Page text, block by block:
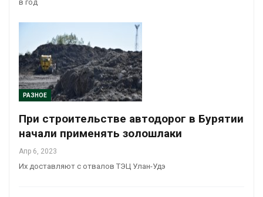
в год
РАЗНОЕ
При строительстве автодорог в Бурятии
начали применять золошлаки
Апр 6, 2023
Их доставляют с отвалов ТЭЦ Улан-Удэ